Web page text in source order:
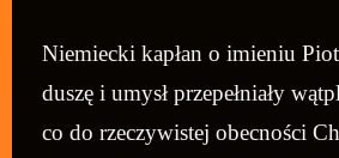
Niemiecki kapłan o imieniu
duszę i umysł przepełniały
co do rzeczywistej obecności